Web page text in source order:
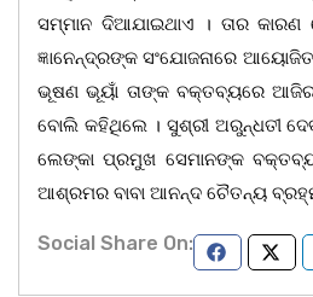
ସମ୍ମାନ ଦିଆଯାଇଥାଏ । ତାର
ଜ୍ଞାନେନ୍ଦ୍ରଙ୍କ ସଂଯୋଜନାରେ
ଭୂଷଣ ଭୂୟାଁ ତାଙ୍କ ବକ୍ତବ୍ୟରେ ଆଜିର
ବୋଲି କହିଥିଲେ । ସୁଶ୍ରୀ ଅରୁନ୍ଧତୀ
ଲେଙ୍କା ପ୍ରମୁଖ ସେମାନଙ୍କ
ଆଶ୍ରମର ବାବା ଆନନ୍ଦ ଚୈତନ୍ୟ
Social Share On: